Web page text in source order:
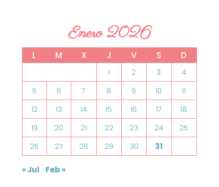
Enero 2026
L M X J V S D
1 2 3
4
5
6 7 8 9 10
11
12
13 14 15 16 17
18
19
20 21 22 23 24
25
26
27 28 29 30 31
« Jul Feb »